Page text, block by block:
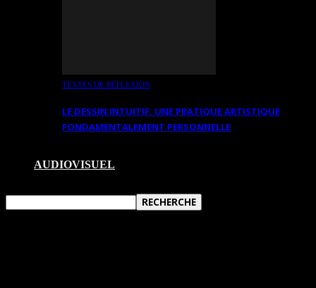
TEXTES DE RÉFLEXION
LE DESSIN INTUITIF. UNE PRATIQUE ARTISTIQUE
FONDAMENTALEMENT PERSONNELLE
AUDIOVISUEL